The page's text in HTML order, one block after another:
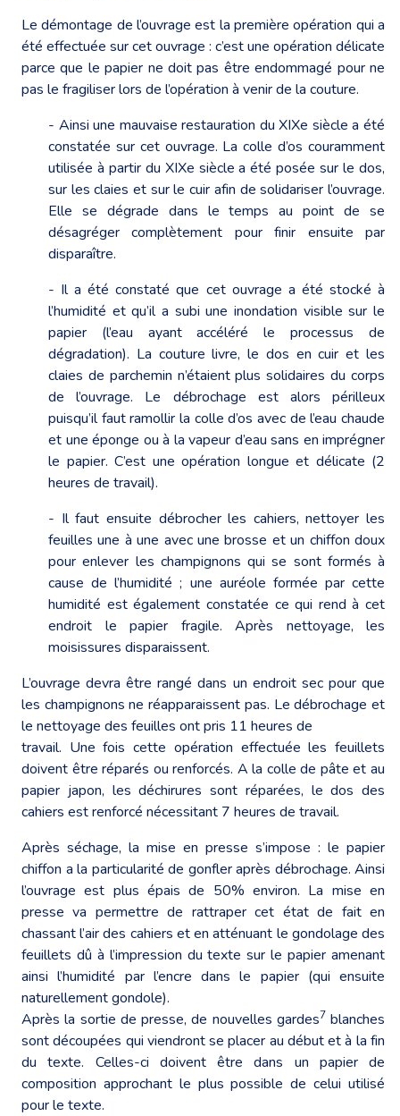
Le démontage de l’ouvrage est la première opération qui a
été effectuée sur cet ouvrage : c’est une opération délicate
parce que le papier ne doit pas être endommagé pour ne
pas le fragiliser lors de l’opération à venir de la couture.
- Ainsi une mauvaise restauration du XIXe siècle a été
constatée sur cet ouvrage. La colle d’os couramment
utilisée à partir du XIXe siècle a été posée sur le dos,
sur les claies et sur le cuir afin de solidariser l’ouvrage.
Elle se dégrade dans le temps au point de se
désagréger complètement pour finir ensuite par
disparaître.
- Il a été constaté que cet ouvrage a été stocké à
l’humidité et qu’il a subi une inondation visible sur le
papier (l’eau ayant accéléré le processus de
dégradation). La couture livre, le dos en cuir et les
claies de parchemin n’étaient plus solidaires du corps
de l’ouvrage. Le débrochage est alors périlleux
puisqu’il faut ramollir la colle d’os avec de l’eau chaude
et une éponge ou à la vapeur d’eau sans en imprégner
le papier. C’est une opération longue et délicate (2
heures de travail).
- Il faut ensuite débrocher les cahiers, nettoyer les
feuilles une à une avec une brosse et un chiffon doux
pour enlever les champignons qui se sont formés à
cause de l’humidité ; une auréole formée par cette
humidité est également constatée ce qui rend à cet
endroit le papier fragile. Après nettoyage, les
moisissures disparaissent.
L’ouvrage devra être rangé dans un endroit sec pour que
les champignons ne réapparaissent pas. Le débrochage et
le nettoyage des feuilles ont pris 11 heures de
travail. Une fois cette opération effectuée les feuillets
doivent être réparés ou renforcés. A la colle de pâte et au
papier japon, les déchirures sont réparées, le dos des
cahiers est renforcé nécessitant 7 heures de travail.
Après séchage, la mise en presse s’impose : le papier
chiffon a la particularité de gonfler après débrochage. Ainsi
l’ouvrage est plus épais de 50% environ. La mise en
presse va permettre de rattraper cet état de fait en
chassant l’air des cahiers et en atténuant le gondolage des
feuillets dû à l’impression du texte sur le papier amenant
ainsi l’humidité par l’encre dans le papier (qui ensuite
naturellement gondole).
Après la sortie de presse, de nouvelles gardes7 blanches
sont découpées qui viendront se placer au début et à la fin
du texte. Celles-ci doivent être dans un papier de
composition approchant le plus possible de celui utilisé
pour le texte.